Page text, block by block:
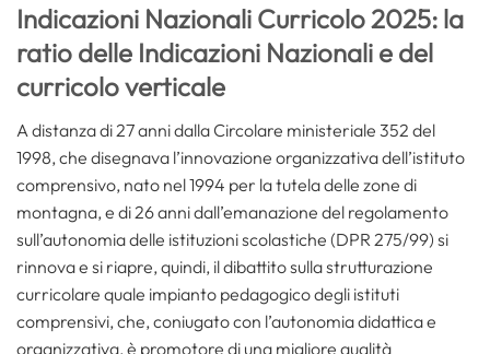
Indicazioni Nazionali Curricolo 2025: la
ratio delle Indicazioni Nazionali e del
curricolo verticale
A distanza di 27 anni dalla Circolare ministeriale 352 del
1998, che disegnava l’innovazione organizzativa dell’istituto
comprensivo, nato nel 1994 per la tutela delle zone di
montagna, e di 26 anni dall’emanazione del regolamento
sull’autonomia delle istituzioni scolastiche (DPR 275/99) si
rinnova e si riapre, quindi, il dibattito sulla strutturazione
curricolare quale impianto pedagogico degli istituti
comprensivi, che, coniugato con l’autonomia didattica e
organizzativa, è promotore di una migliore qualità